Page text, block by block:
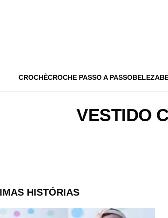
CROCHÊCROCHE PASSO A PASSOBELEZA
VESTIDO
HISTÓRIAS